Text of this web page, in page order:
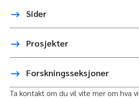
Sider
Prosjekter
Forskningsseksjoner
Ta kontakt om du vil vite mer om hva